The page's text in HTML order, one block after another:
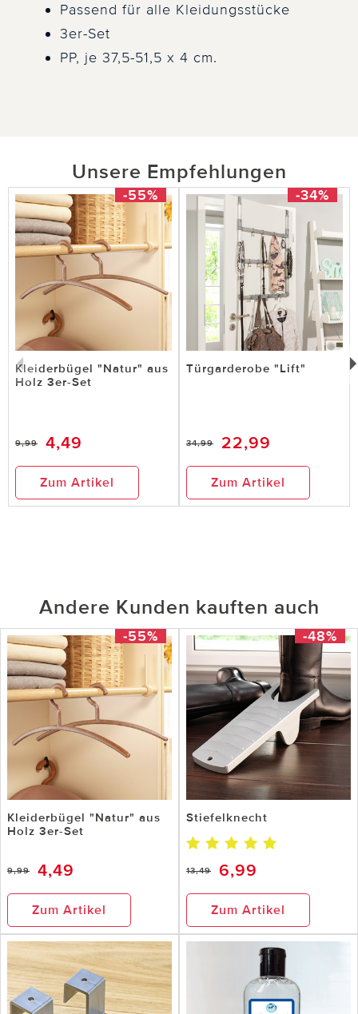
Passend für alle Kleidungsstücke
3er-Set
PP, je 37,5-51,5 x 4 cm.
Unsere Empfehlungen
-55%
Kleiderbügel "Natur" aus
Holz 3er-Set
9,99 4,49
Zum Artikel
-34%
Türgarderobe "Lift"
34,99 22,99
Zum Artikel
Andere Kunden kauften auch
-55%
Kleiderbügel "Natur" aus
Holz 3er-Set
9,99 4,49
Zum Artikel
-48%
Stiefelknecht
13,49 6,99
Zum Artikel